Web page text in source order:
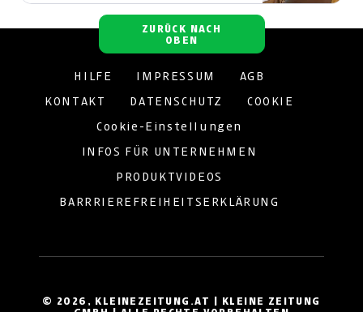
ZURÜCK NACH
OBEN
© 2026, KLEINEZEITUNG.AT | KLEINE ZEITUNG
HILFE IMPRESSUM AGB
KONTAKT DATENSCHUTZ COOKIE
Cookie-Einstellungen
INFOS FÜR UNTERNEHMEN
PRODUKTVIDEOS
BARRRIEREFREIHEITSERKLÄRUNG